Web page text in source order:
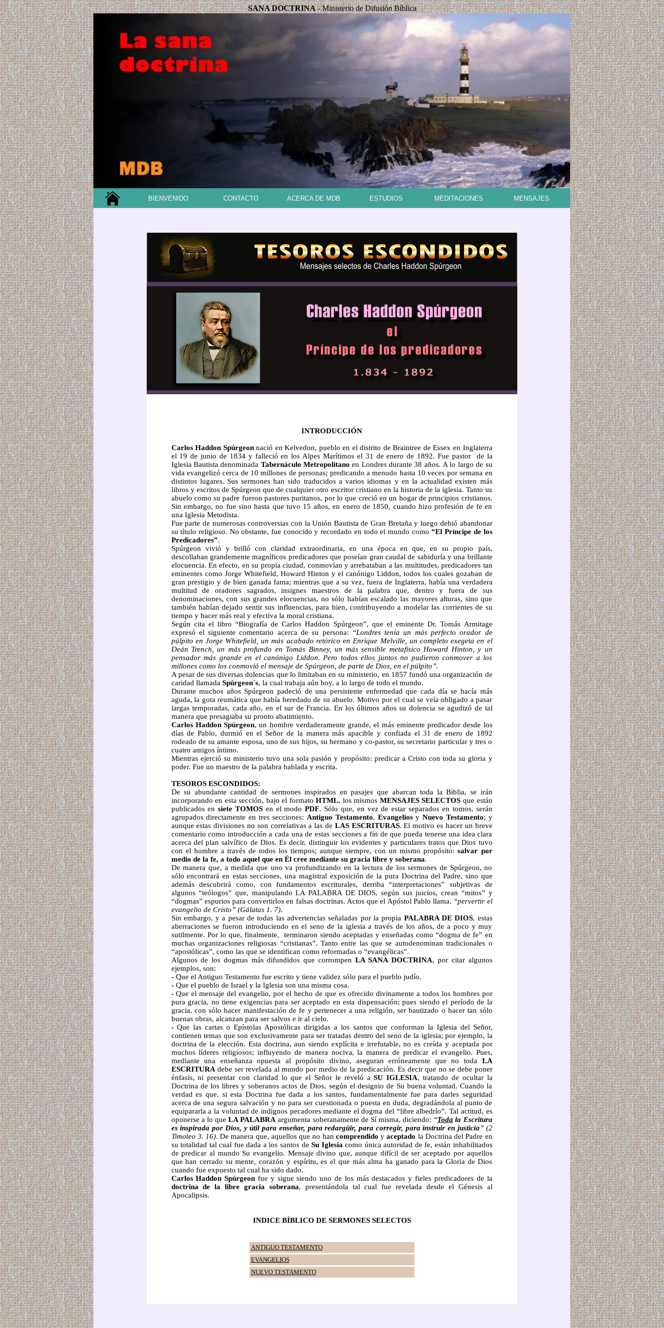
SANA DOCTRINA- Ministerio de Difusión Bíblica
BIENVENIDO CONTACTO ACERCA DE MDB ESTUDIOS MEDITACIONES MENSAJES
INTRODUCCIÓN
Carlos Haddon Spúrgeonnació en Kelvedon, pueblo en el distrito de Braintree de Essex en Inglaterra
el 19 de junio de 1834 y falleció en los Alpes Marítimos el 31 de enero de 1892.Fue pastor de la
Iglesia Bautista denominada Tabernáculo Metropolitanoen Londres durante 38 años. A lo largo de su
vida evangelizó cerca de 10 millones de personas; predicando a menudo hasta 10 veces por semana en
distintos lugares. Sus sermones han sido traducidos a varios idiomas y en la actualidad existen más
libros y escritos de Spúrgeon que de cualquier otro escritor cristiano en la historia de la iglesia. Tanto su
abuelo como su padre fueron pastores puritanos, por lo que creció en un hogar de principios cristianos.
Sin embargo, no fue sino hasta que tuvo 15 años, en enero de 1850, cuando hizo profesión de fe en
una Iglesia Metodista.
Fue parte de numerosas controversias con la Unión Bautista de Gran Bretaña y luego debió abandonar
su título religioso. No obstante, fue conocido y recordado en todo el mundo como“El Príncipe de los
Predicadores”.
Spúrgeon vivió y brilló con claridad extraordinaria, en una época en que, en su propio país,
descollaban grandemente magníficos predicadores que poseían gran caudal de sabiduría y una brillante
elocuencia. En efecto, en su propia ciudad, conmovían y arrebataban a las multitudes, predicadores tan
eminentes como Jorge Whitefield, Howard Hinton y el canónigo Liddon, todos los cuales gozaban de
gran prestigio y de bien ganada fama; mientras que a su vez, fuera de Inglaterra, había una verdadera
multitud de oradores sagrados, insignes maestros de la palabra que, dentro y fuera de sus
denominaciones, con sus grandes elocuencias, no sólo habían escalado las mayores alturas, sino que
también habían dejado sentir sus influencias, para bien, contribuyendo a modelar las corrientes de su
tiempo y hacer más real y efectiva la moral cristiana.
Según cita el libro “Biografía de Carlos Haddon Spúrgeon”, que el eminente Dr. Tomás Armitage
expresó el siguiente comentario acerca de su persona:
“Londres tenía un más perfecto orador de
púlpito en Jorge Whitefield, un más acabado retórico en Enrique Melville, un completo exegeta en el
Deán Trench, un más profundo en Tomás Binney, un más sensible metafísico Howard Hinton, y un
pensador más grande en el canónigo Liddon. Pero todos ellos juntos no pudieron conmover a los
millones como los conmovió el mensaje de Spúrgeon, de parte de Dios, en el púlpito”.
A pesar de sus diversas dolencias que lo limitaban en su ministerio, en 1857 fundó una organización de
caridad llamada Spúrgeon´s, la cual trabaja aún hoy, a lo largo de todo el mundo.
Durante muchos años Spúrgeon padeció de una persistente enfermedad que cada día se hacía más
aguda, la gota reumática que había heredado de su abuelo. Motivo por el cual se veía obligado a pasar
largas temporadas, cada año, en el sur de Francia. En los últimos años su dolencia se agudizó de tal
manera que presagiaba su pronto abatimiento.
Carlos Haddon Spúrgeon, un hombre verdaderamente grande, el más eminente predicador desde los
días de Pablo, durmió en el Señor de la manera más apacible y confiada el 31 de enero de 1892
rodeado de su amante esposa, uno de sus hijos, su hermano y co-pastor, su secretario particular y tres o
cuatro amigos íntimo.
Mientras ejerció su ministerio tuvo una sola pasión y propósito: predicar a Cristo con toda su gloria y
poder. Fue un maestro de la palabra hablada y escrita.
TESOROS ESCONDIDOS:
De su abundante cantidad de sermones inspirados en pasajes que abarcan toda la Biblia, se irán
incorporando en esta sección, bajo el formatoHTML, los mismos MENSAJES SELECTOS que están
publicados ensiete TOMOSen el modoPDF. Sólo que, en vez de estar separados en tomos, serán
agrupados directamente en tres secciones: Antiguo Testamento, Evangeliosy Nuevo Testamento; y
aunque estas divisiones no son correlativas a las de LAS ESCRITURAS. El motivo es hacer un breve
comentario como introducción a cada una de estas secciones a fin de que pueda tenerse una idea clara
acerca del plan salvífico de Dios. Es decir, distinguir los evidentes y particulares tratos que Dios tuvo
con el hombre a través de todos los tiempos; aunque siempre, con un mismo propósito:salvar por
medio de la fe, a todo aquel que en Él cree mediante su gracia libre y soberana.
De manera que, a medida que uno va profundizando en la lectura de los sermones de Spúrgeon, no
sólo encontrará en estas secciones, una magistral exposición de la pura Doctrina del Padre, sino que
además descubrirá como, con fundamentos escriturales, derriba “interpretaciones” subjetivas de
algunos “teólogos” que, manipulando LA PALABRA DE DIOS, según sus juicios, crean “mitos” y
“dogmas” espurios para convertirlos en falsas doctrinas. Actos que el Apóstol Pablo llama. “pervertir el
evangelio de Cristo” (Gálatas 1. 7).
Sin embargo, y a pesar de todas las advertencias señaladas por la propia PALABRA DE DIOS, estas
aberraciones se fueron introduciendo en el seno de la iglesia a través de los años, de a poco y muy
sutilmente. Por lo que, finalmente, terminaron siendo aceptadas y enseñadas como “dogma de fe” en
muchas organizaciones religiosas “cristianas”. Tanto entre las que se autodenominan tradicionales o
“apostólicas”, como las que se identifican como reformadas o “evangélicas”.
Algunos de los dogmas más difundidos que corrompen LA SANA DOCTRINA, por citar algunos
ejemplos, son:
- Que el Antiguo Testamento fue escrito y tiene validez sólo para el pueblo judío.
- Que el pueblo de Israel y la Iglesia son una misma cosa.
-Que el mensaje del evangelio, por el hecho de que es ofrecido divinamente a todos los hombres por
pura gracia, no tiene exigencias para ser aceptado en esta dispensación; pues siendo el período de la
gracia, con sólo hacer manifestación de fe y pertenecer a una religión, ser bautizado o hacer tan sólo
buenas obras, alcanzan para ser salvos e ir al cielo.
-Que las cartas o Epístolas Apostólicas dirigidas a los santos que conforman la Iglesia del Señor,
contienen temas que son exclusivamente para ser tratadas dentro del seno de la iglesia; por ejemplo, la
doctrina de la elección. Esta doctrina, aun siendo explícita e irrefutable, no es creída y aceptada por
muchos líderes religiosos; influyendo de manera nociva, la manera de predicar el evangelio. Pues,
mediante una enseñanza opuesta al propósito divino, aseguran erróneamente que no toda LA
ESCRITURA debe ser revelada al mundo por medio de la predicación. Es decir que no se debe poner
énfasis, ni presentar con claridad lo que el Señor le reveló aSU IGLESIA, tratando de ocultar la
Doctrina de los libres y soberanos actos de Dios, según el designio de Su buena voluntad. Cuando la
verdad es que, si esta Doctrina fue dada a los santos, fundamentalmente fue para darles seguridad
acerca de una segura salvación y no para ser cuestionada o puesta en duda, degradándola al punto de
equipararla a la voluntad de indignos pecadores mediante el dogma del “libre albedrío”. Tal actitud, es
oponerse a lo queLA PALABRA argumenta soberanamente de Sí misma, diciendo: “Toda la Escritura
es inspirada por Dios, y útil para enseñar, para redargüir, para corregir, para instruir en justicia” (2
Timoteo 3. 16). De manera que, aquellos que no han comprendido yaceptado la Doctrina del Padre en
su totalidad tal cual fue dada a los santos deSu Iglesia como única autoridad de fe, están inhabilitados
de predicar al mundo Su evangelio. Mensaje divino que, aunque difícil de ser aceptado por aquellos
que han cerrado su mente, corazón y espíritu, es el que más alma ha ganado para la Gloria de Dios
cuando fue expuesto tal cual ha sido dado.
Carlos Haddon Spúrgeon fue y sigue siendo uno de los más destacados y fieles predicadores de la
doctrina de la libre gracia soberana,
presentándola tal cual fue revelada desde el Génesis al
Apocalipsis.
INDICE BÍBLICO DE SERMONES SELECTOS
ANTIGUO TESTAMENTO
EVANGELIOS
NUEVO TESTAMENTO